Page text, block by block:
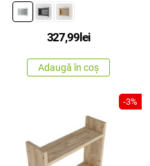
327,99 lei
Adaugă în coș
-3%